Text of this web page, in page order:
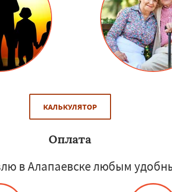
КАЛЬКУЛЯТОР
Оплата
в Алапаевске любым